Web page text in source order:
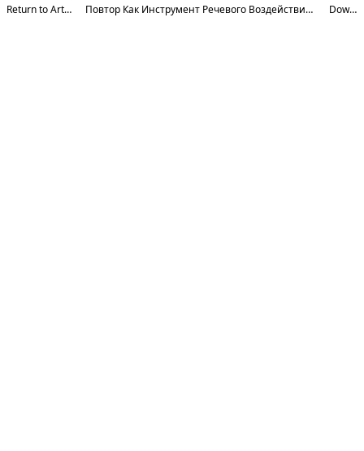
Return to Article Details Повтор Как Инструмент Речевого Воздействия В Русском И Узбекском Языках Download